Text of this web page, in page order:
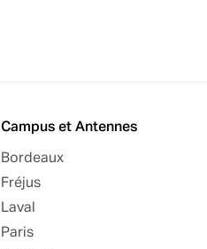
Campus et Antennes
Bordeaux
Fréjus
Laval
Paris